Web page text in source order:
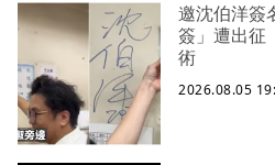
邀沈伯洋簽
簽」遭出
術
2026.08.05